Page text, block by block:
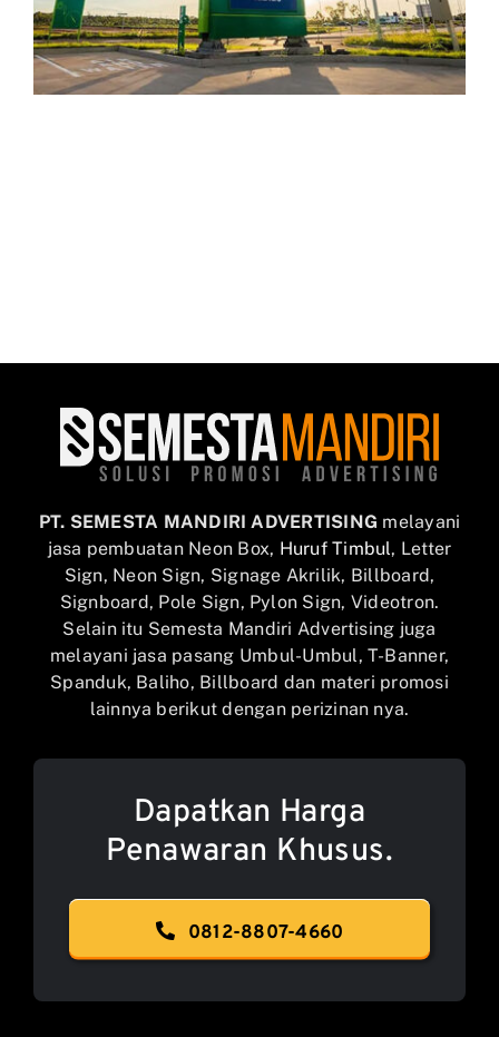
PT. SEMESTA MANDIRI ADVERTISING melayani
jasa pembuatan Neon Box, Huruf Timbul, Letter
Sign, Neon Sign, Signage Akrilik, Billboard,
Signboard, Pole Sign, Pylon Sign, Videotron.
Selain itu Semesta Mandiri Advertising juga
melayani jasa pasang Umbul-Umbul, T-Banner,
Spanduk, Baliho, Billboard dan materi promosi
lainnya berikut dengan perizinan nya.
Dapatkan Harga
Penawaran Khusus.
0812-8807-4660